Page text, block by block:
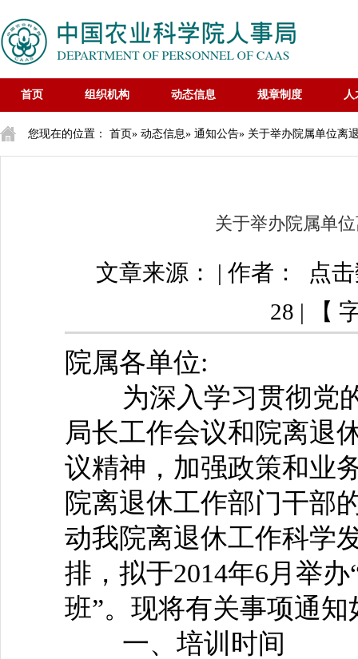
首页 组织机构 动态信息 规章制度 人
您现在的位置： 首页» 动态信息» 通知公告» 关于举办院属单位离
关于举办院属单
文章来源： | 作者： 点
28 | 【
院属各单位:
为深入学习贯彻党的
局长工作会议和院离退
议精神，加强政策和业
院离退休工作部门干部
动我院离退休工作科学
排，拟于2014年6月举
班”。现将有关事项通知
一、培训时间